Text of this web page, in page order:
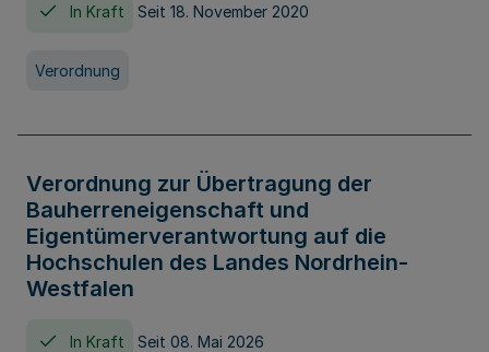
In Kraft Seit 18. November 2020
Verordnung
Verordnung zur Übertragung der
Bauherreneigenschaft und
Eigentümerverantwortung auf die
Hochschulen des Landes Nordrhein-
Westfalen
In Kraft Seit 08. Mai 2026